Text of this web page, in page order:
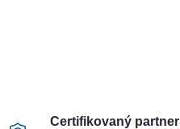
Certifikovaný partner